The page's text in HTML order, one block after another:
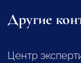
Другие
Центр